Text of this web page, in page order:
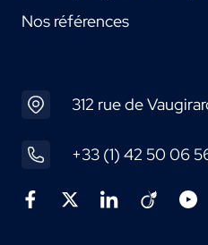
Nos références
312 rue de
+33 (1) 42 50 06